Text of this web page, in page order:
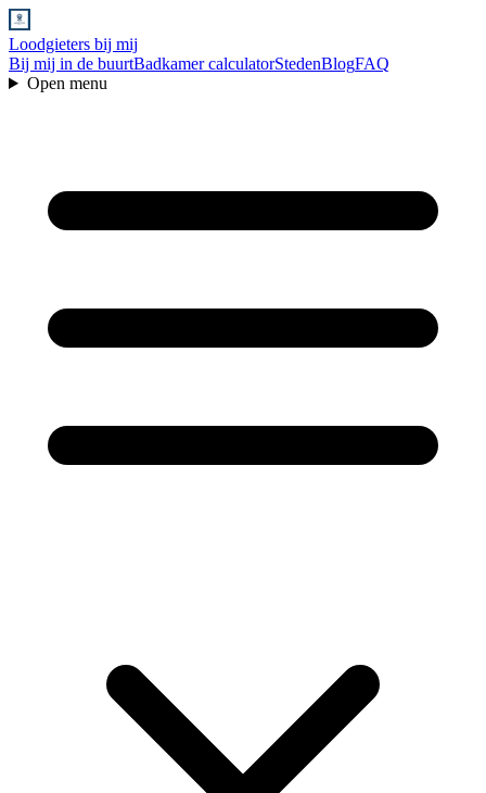
Loodgieters bij mij
Bij mij in de buurtBadkamer calculatorStedenBlogFAQ
Open menu